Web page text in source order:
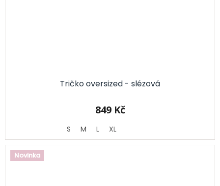
Tričko oversized - slézová
849 Kč
S M L XL
Novinka